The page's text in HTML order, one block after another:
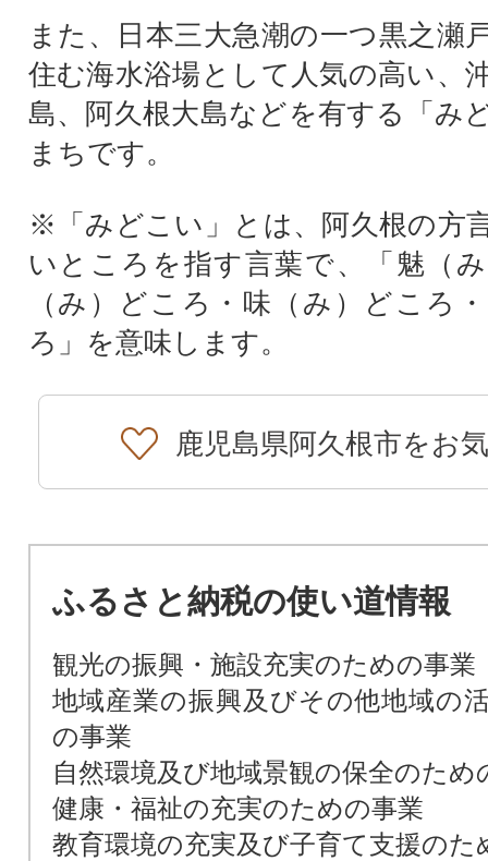
また、日本三大急潮の一つ黒之瀬
住む海水浴場として人気の高い、
島、阿久根大島などを有する「み
まちです。
※「みどこい」とは、阿久根の方
いところを指す言葉で、「魅（
（み）どころ・味（み）どころ
ろ」を意味します。
鹿児島県阿久根市をお
ふるさと納税の使い道情報
観光の振興・施設充実のための事業
地域産業の振興及びその他地域の
の事業
自然環境及び地域景観の保全のため
健康・福祉の充実のための事業
教育環境の充実及び子育て支援のた